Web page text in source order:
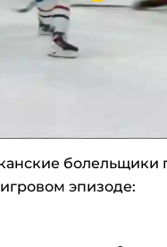
эпизоде: